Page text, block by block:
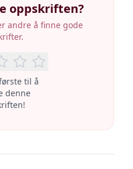
oppskriften?
andre å finne gode
til å
denne